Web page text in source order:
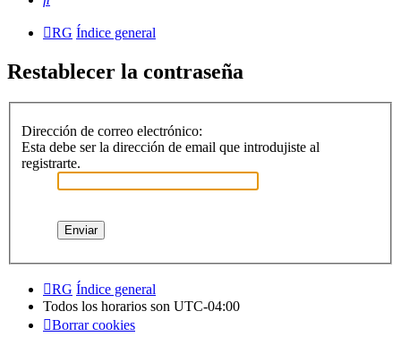
RG Índice general
Restablecer la contraseña
Dirección de correo electrónico:
Esta debe ser la dirección de email que introdujiste al
registrarte.
RG Índice general
Todos los horarios son UTC-04:00
Borrar cookies